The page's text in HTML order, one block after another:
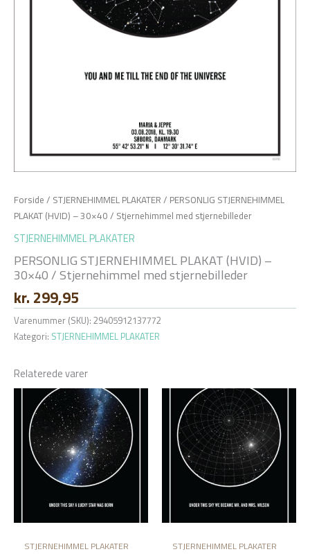
Forside / STJERNEHIMMEL PLAKATER / PERSONLIG STJERNEHIMMEL
PLAKAT (HVID) – 30×40 / Stjernehimmel med stjernebilleder
STJERNEHIMMEL PLAKATER
PERSONLIG STJERNEHIMMEL PLAKAT (HVID) –
30×40 / Stjernehimmel med stjernebilleder
kr. 299,95
Varenummer (SKU): 29405912137772
Kategori: STJERNEHIMMEL PLAKATER
Relaterede varer
STJERNEHIMMEL PLAKATER STJERNEHIMMEL PLAKATER